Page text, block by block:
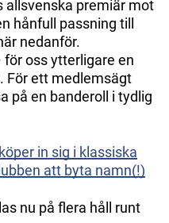
allsvenska premiär mot
hånfull passning till
nedanför.
för oss ytterligare en
För ett medlemsägt
på en banderoll i tydlig
in sig i klassiska
att byta namn(!)
nu på flera håll runt